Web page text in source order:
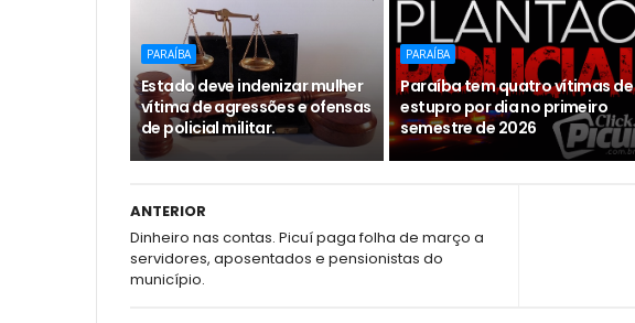
PARAÍBA
Estado deve indenizar mulher
vítima de agressões e ofensas
de policial militar.
PARAÍBA
Paraíba tem quatro vítimas de
estupro por dia no primeiro
semestre de 2026
ANTERIOR
Dinheiro nas contas. Picuí paga folha de março a
servidores, aposentados e pensionistas do
município.